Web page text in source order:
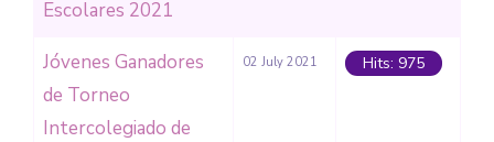
Escolares 2021
Jóvenes Ganadores
de Torneo
Intercolegiado de
02 July 2021 Hits: 975